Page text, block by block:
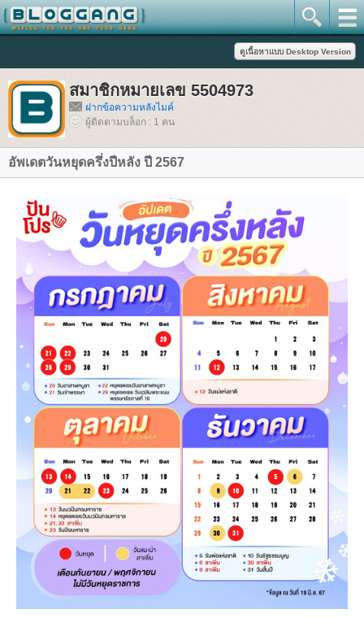
สมาชิกหมายเลข 5504973
ฝากข้อความหลังไมค์
ผู้ติดตามบล็อก : 1 คน
อัพเดตวันหยุดครึ่งปีหลัง ปี 2567